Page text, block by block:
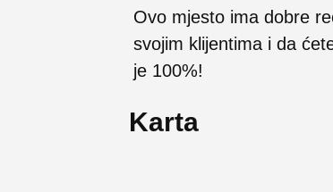
Ovo mjesto ima dobre
svojim klijentima i da
je 100%!
Karta